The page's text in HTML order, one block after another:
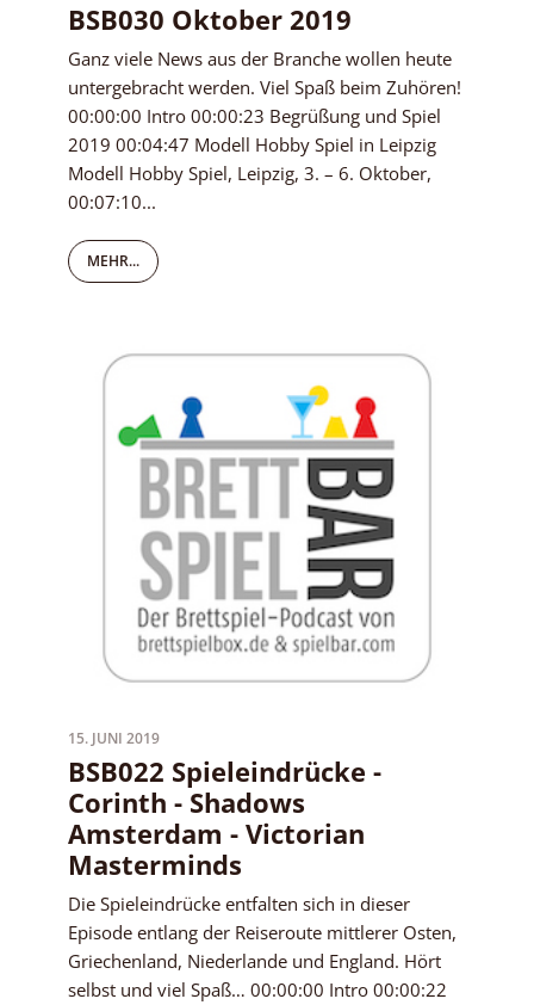
BSB030 Oktober 2019
Ganz viele News aus der Branche wollen heute
untergebracht werden. Viel Spaß beim Zuhören!
00:00:00 Intro 00:00:23 Begrüßung und Spiel
2019 00:04:47 Modell Hobby Spiel in Leipzig
Modell Hobby Spiel, Leipzig, 3. – 6. Oktober,
00:07:10...
MEHR...
15. JUNI 2019
BSB022 Spieleindrücke -
Corinth - Shadows
Amsterdam - Victorian
Masterminds
Die Spieleindrücke entfalten sich in dieser
Episode entlang der Reiseroute mittlerer Osten,
Griechenland, Niederlande und England. Hört
selbst und viel Spaß… 00:00:00 Intro 00:00:22